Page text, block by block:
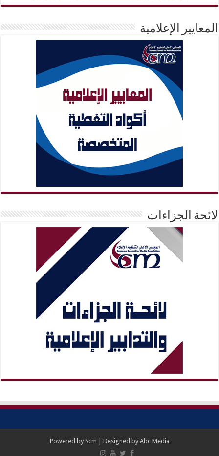
المعايير الإعلامية
لائحة الجزاءات
Powered by Scm | Designed by Abc Media